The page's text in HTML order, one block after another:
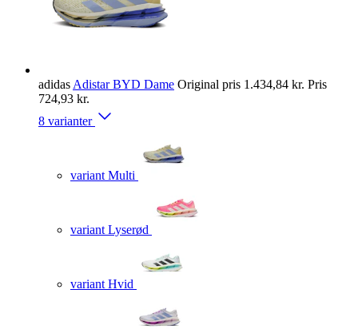
adidas Adistar BYD Dame Original pris 1.434,84 kr. Pris
724,93 kr.
8 varianter
variant Multi
variant Lyserød
variant Hvid